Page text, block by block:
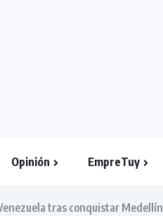
Opinión EmpreTuy
tras conquistar Medellín